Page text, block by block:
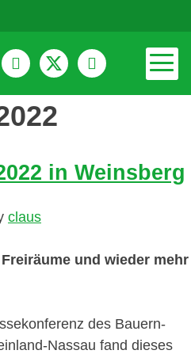
in Weinsberg
claus
und wieder mehr
des Bauern-
Nassau fand dieses